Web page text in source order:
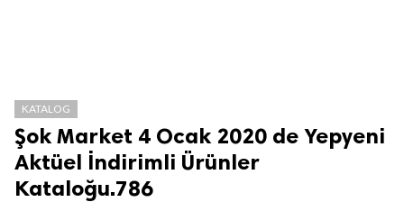
KATALOG
Şok Market 4 Ocak 2020 de Yepyeni
Aktüel İndirimli Ürünler
Kataloğu.786